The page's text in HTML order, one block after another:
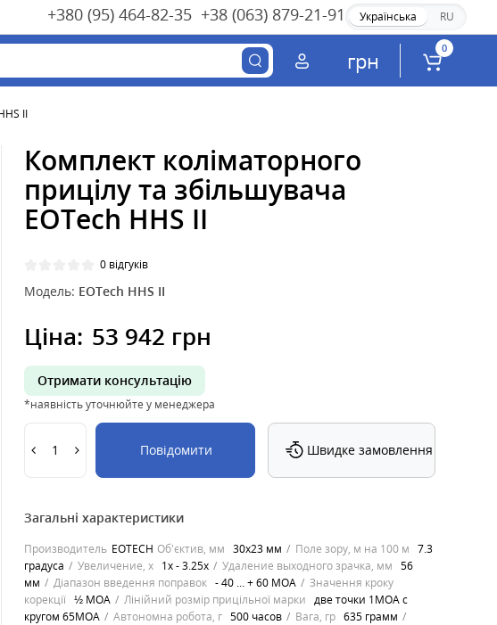
Українська RU
+380 (95) 464-82-35 +38 (063) 879-21-91
грн 0
II
Комплект коліматорного
прицілу та збільшувача
EOTech HHS II
0 відгуків
Модель: EOTech HHS II
Ціна: 53 942 грн
Отримати консультацію
*наявність уточнюйте у менеджера
Повідомити Швидке замовлення
Загальні характеристики
Производитель EOTECH Об'єктив, мм 30x23 мм Поле зору, м на 100 м
7.3
градуса
Увеличение, х 1х - 3.25х Удаление выходного зрачка, мм
56
мм
Діапазон введення поправок - 40 ... + 60 MOA
Значення кроку
корекції ½ MOA Лінійний розмір прицільної марки
две точки 1MOA с
кругом 65MOA
Автономна робота, г 500 часов Вага, гр 635 грамм